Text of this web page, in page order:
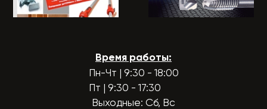
Время работы:
Пн-Чт | 9:30 - 18:00
Пт | 9:30 - 17:30
Выходные: Сб, Вс